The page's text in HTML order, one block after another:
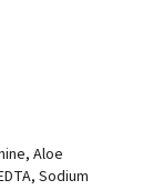
Aloe
Sodium